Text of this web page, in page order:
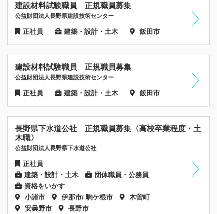
建設材料試験職員 正規職員募集
公益財団法人長野県建設技術センター
正社員 建築・設計・土木 飯田市
建設材料試験職員 正規職員募集
公益財団法人長野県建設技術センター
正社員 建築・設計・土木 飯田市
長野県下水道公社 正規職員募集〈高校卒業程度・土
木職〉
公益財団法人長野県下水道公社
正社員
建築・設計・土木
団体職員・公務員
資格をいかす
小諸市
伊那市/ 駒ケ根市
木曽町
安曇野市
長野市